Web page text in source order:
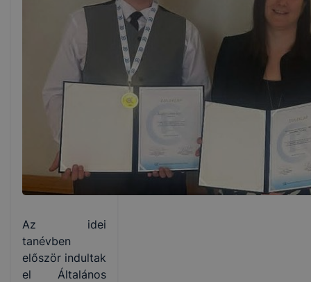
Az idei
tanévben
először indultak
el Általános